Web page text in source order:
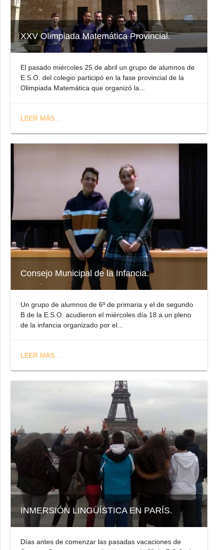
XXV Olimpiada Matemática Provincial.
El pasado miércoles 25 de abril un grupo de alumnos de
E.S.O. del colegio participó en la fase provincial de la
Olimpiada Matemática que organizó la...
LEER MÁS...
Consejo Municipal de la Infancia.
Un grupo de alumnos de 6º de primaria y el de segundo
B de la E.S.O. acudieron el miércoles día 18 a un pleno
de la infancia organizado por el...
LEER MÁS...
INMERSIÓN LINGÜÍSTICA EN PARÍS.
Días antes de comenzar las pasadas vacaciones de